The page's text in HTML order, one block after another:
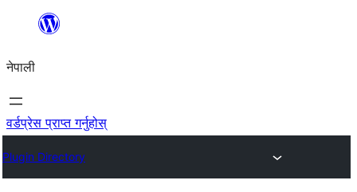
सामग्रीमा
नेपाली
वर्डप्रेस प्राप्त गर्नुहोस्
Plugin Directory